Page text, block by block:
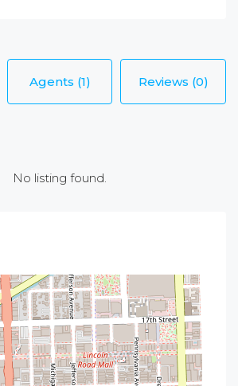
Agents (1) Reviews (0)
No listing found.